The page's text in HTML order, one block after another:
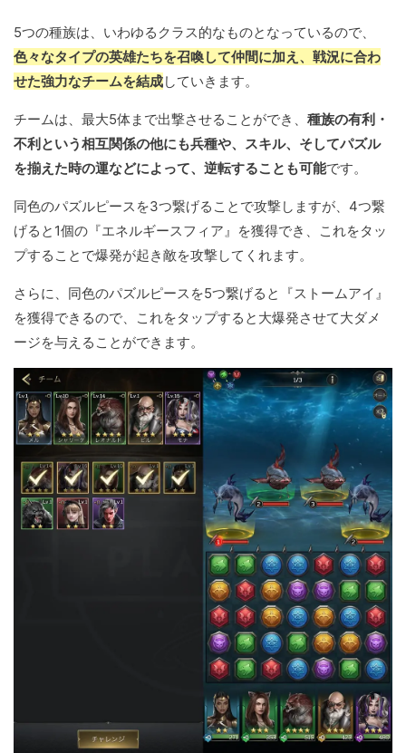
5つの種族は、いわゆるクラス的なものとなっているので、
色々なタイプの英雄たちを召喚して仲間に加え、戦況に合わ
せた強力なチームを結成していきます。
チームは、最大5体まで出撃させることができ、 種族の有利・
不利という相互関係の他にも兵種や、スキル、そしてパズル
を揃えた時の運などによって、逆転することも可能です。
同色のパズルピースを3つ繋げることで攻撃しますが、4つ繋
げると1個の『エネルギースフィア』を獲得でき、これをタッ
プすることで爆発が起き敵を攻撃してくれます。
さらに、同色のパズルピースを5つ繋げると『ストームアイ』
を獲得できるので、これをタップすると大爆発させて大ダメ
ージを与えることができます。